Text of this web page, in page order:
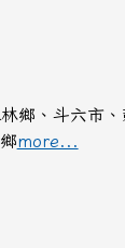
鄉、斗六市
more...